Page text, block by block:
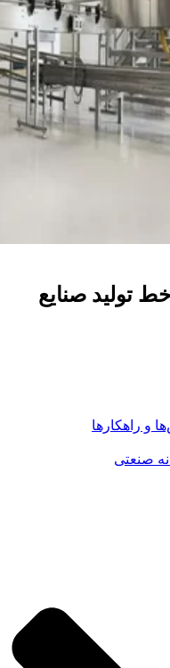
تولید صنایع
و راهکارها
صنعتی